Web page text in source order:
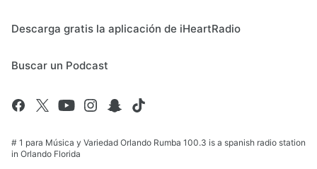
Descarga gratis la aplicación de iHeartRadio
Buscar un Podcast
# 1 para Música y Variedad Orlando Rumba 100.3 is a spanish radio station
in Orlando Florida